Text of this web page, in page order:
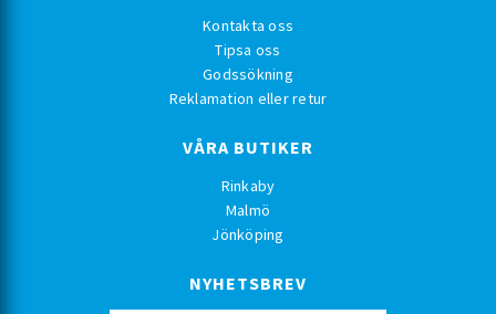
Kontakta oss
Tipsa oss
Godssökning
Reklamation eller retur
VÅRA BUTIKER
Rinkaby
Malmö
Jönköping
NYHETSBREV